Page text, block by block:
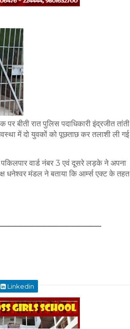
पर बीती रात पुलिस पदाधिकारी इंद्रजीत तांती
में दो युवकों को पूछताछ कर तलाशी ली गई
वार्ड नंबर 3 एवं दूसरे लड़के ने अपना
धनेश्वर मंडल ने बताया कि आर्म्स एक्ट के तहत
Linkedin